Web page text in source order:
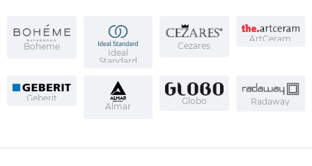
Boheme
Ideal
Standard
Cezares
ArtCeram
Geberit
Almar
Globo Radaway